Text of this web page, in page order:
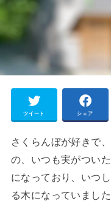
ツイート シェア
さくらんぼが好きで
の、いつも実がつい
になっており、いつ
る木になっていました